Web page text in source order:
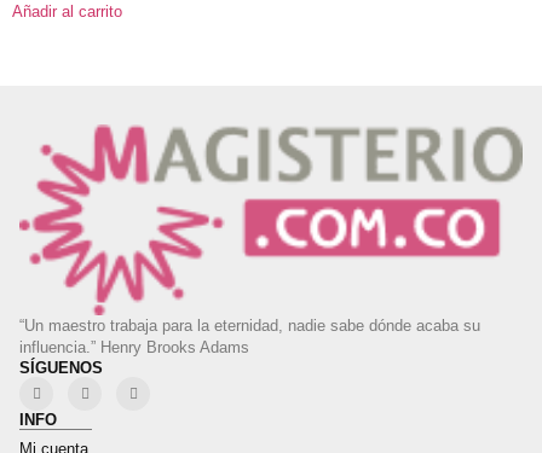
Añadir al carrito
“Un maestro trabaja para la eternidad, nadie sabe dónde acaba su
influencia.” Henry Brooks Adams
SÍGUENOS
INFO
Mi cuenta